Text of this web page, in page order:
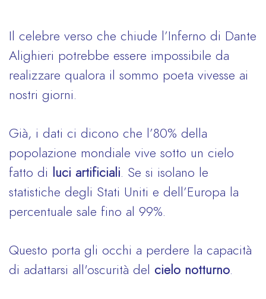
Il celebre verso che chiude l’Inferno di Dante
Alighieri potrebbe essere impossibile da
realizzare qualora il sommo poeta vivesse ai
nostri giorni.
Già, i dati ci dicono che l’80% della
popolazione mondiale vive sotto un cielo
fatto di luci artificiali . Se si isolano le
statistiche degli Stati Uniti e dell’Europa la
percentuale sale fino al 99%.
Questo porta gli occhi a perdere la capacità
di adattarsi all'oscurità del cielo notturno